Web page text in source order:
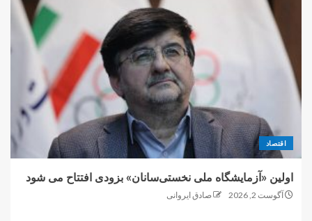
اقتصاد
اولین «آزمایشگاه ملی نخستی‌سانان» بزودی افتتاح می شود
آگوست 2, 2026 صادق ایروانی